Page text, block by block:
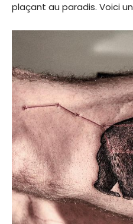
plaçant au paradis. Voici un